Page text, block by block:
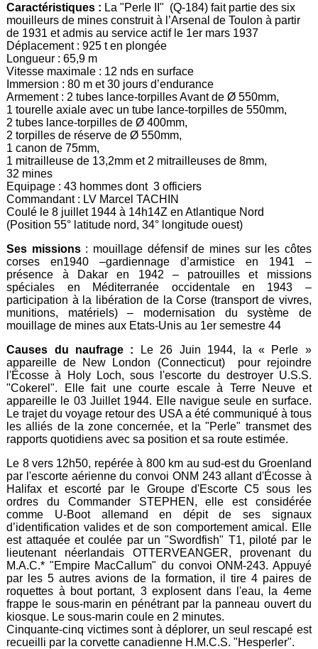
Caractéristiques : La "Perle II" (Q-184) fait partie des six
mouilleurs de mines construit à l’Arsenal de Toulon à partir
de 1931 et admis au service actif le 1er mars 1937
Déplacement : 925 t en plongée
Longueur : 65,9 m
Vitesse maximale : 12 nds en surface
Immersion : 80 m et 30 jours d’endurance
Armement : 2 tubes lance-torpilles Avant de Ø 550mm,
1 tourelle axiale avec un tube lance-torpilles de 550mm,
2 tubes lance-torpilles de Ø 400mm,
2 torpilles de réserve de Ø 550mm,
1 canon de 75mm,
1 mitrailleuse de 13,2mm et 2 mitrailleuses de 8mm,
32 mines
Equipage : 43 hommes dont 3 officiers
Commandant : LV Marcel TACHIN
Coulé le 8 juillet 1944 à 14h14Z en Atlantique Nord
(Position 55° latitude nord, 34° longitude ouest)
Ses missions : mouillage défensif de mines sur les côtes
corses en1940 –gardiennage d’armistice en 1941 –
présence à Dakar en 1942 – patrouilles et missions
spéciales en Méditerranée occidentale en 1943 –
participation à la libération de la Corse (transport de vivres,
munitions, matériels) – modernisation du système de
mouillage de mines aux Etats-Unis au 1er semestre 44
Causes du naufrage : Le 26 Juin 1944, la « Perle »
appareille de New London (Connecticut) pour rejoindre
l'Écosse à Holy Loch, sous l'escorte du destroyer U.S.S.
"Cokerel". Elle fait une courte escale à Terre Neuve et
appareille le 03 Juillet 1944. Elle navigue seule en surface.
Le trajet du voyage retour des USA a été communiqué à tous
les alliés de la zone concernée, et la "Perle" transmet des
rapports quotidiens avec sa position et sa route estimée.
Le 8 vers 12h50, repérée à 800 km au sud-est du Groenland
par l'escorte aérienne du convoi ONM 243 allant d'Écosse à
Halifax et escorté par le Groupe d'Escorte C5 sous les
ordres du Commander STEPHEN, elle est considérée
comme U-Boot allemand en dépit de ses signaux
d’identification valides et de son comportement amical. Elle
est attaquée et coulée par un "Swordfish" T1, piloté par le
lieutenant néerlandais OTTERVEANGER, provenant du
M.A.C.* "Empire MacCallum" du convoi ONM-243. Appuyé
par les 5 autres avions de la formation, il tire 4 paires de
roquettes à bout portant, 3 explosent dans l'eau, la 4eme
frappe le sous-marin en pénétrant par la panneau ouvert du
kiosque. Le sous-marin coule en 2 minutes.
Cinquante-cinq victimes sont à déplorer, un seul rescapé est
recueilli par la corvette canadienne H.M.C.S. "Hesperler".